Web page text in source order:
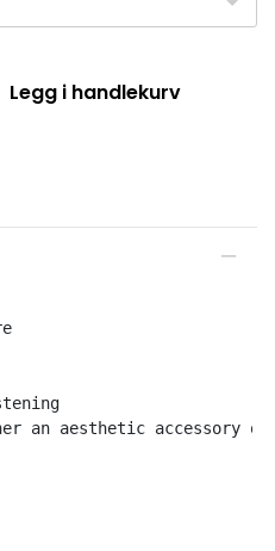
Legg i handlekurv